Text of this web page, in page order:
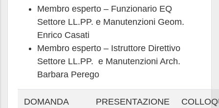
Membro esperto – Funzionario EQ
Settore LL.PP. e Manutenzioni Geom.
Enrico Casati
Membro esperto – Istruttore Direttivo
Settore LL.PP. e Manutenzioni Arch.
Barbara Perego
DOMANDA PRESENTAZIONE